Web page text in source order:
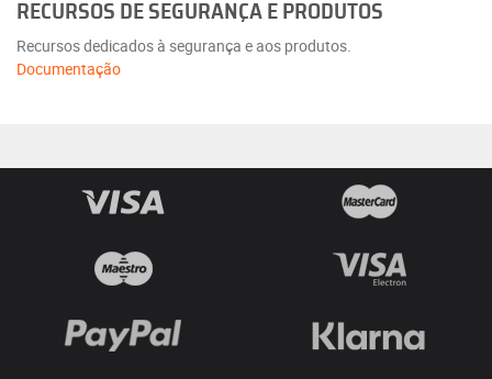
RECURSOS DE SEGURANÇA E PRODUTOS
Recursos dedicados à segurança e aos produtos.
Documentação